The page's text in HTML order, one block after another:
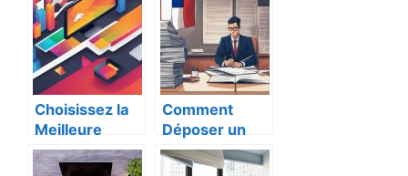
Choisissez la
Meilleure
Entreprise
Développeme
Comment
Déposer un
Nom
d’Entreprise